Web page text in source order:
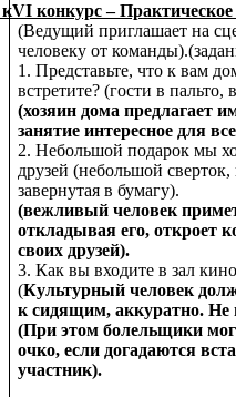
конкурс – Практическое
(Ведущий приглашает на
человеку от
1. Представьте, что к вам
встретите? (гости в пальто,
(хозяин дома предлагает
занятие интересное для
2. Небольшой подарок мы
друзей (небольшой
завернутая в бумагу).
(вежливый человек
откладывая его, откроет
своих друзей).
3. Как вы входите в зал
(Культурный человек
к сидящим, аккуратно. Не
(При этом болельщики
очко, если догадаются
участник).